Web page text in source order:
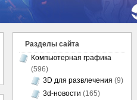
Разделы сайта
Компьютерная графика
(596)
3D для развлечения (9)
3d-новости (165)